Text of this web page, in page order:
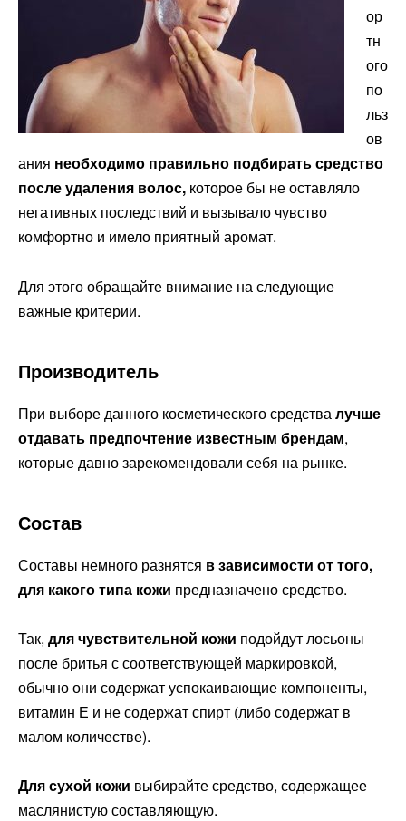
ор
тн
ого
по
льз
ов
ания необходимо правильно подбирать средство
после удаления волос, которое бы не оставляло
негативных последствий и вызывало чувство
комфортно и имело приятный аромат.
Для этого обращайте внимание на следующие
важные критерии.
Производитель
При выборе данного косметического средствалучше
отдавать предпочтение известным брендам,
которые давно зарекомендовали себя на рынке.
Состав
Составы немного разнятся в зависимости от того,
для какого типа кожи предназначено средство.
Так, для чувствительной кожи подойдут лосьоны
после бритья с соответствующей маркировкой,
обычно они содержат успокаивающие компоненты,
витамин Е и не содержат спирт (либо содержат в
малом количестве).
Для сухой кожи выбирайте средство, содержащее
маслянистую составляющую.